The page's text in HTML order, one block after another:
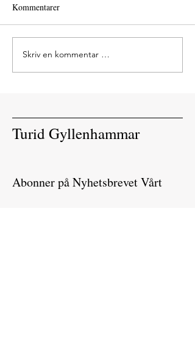
Kommentarer
Skriv en kommentar …
Turid Gyllenhammar
Abonner på Nyhetsbrevet Vårt